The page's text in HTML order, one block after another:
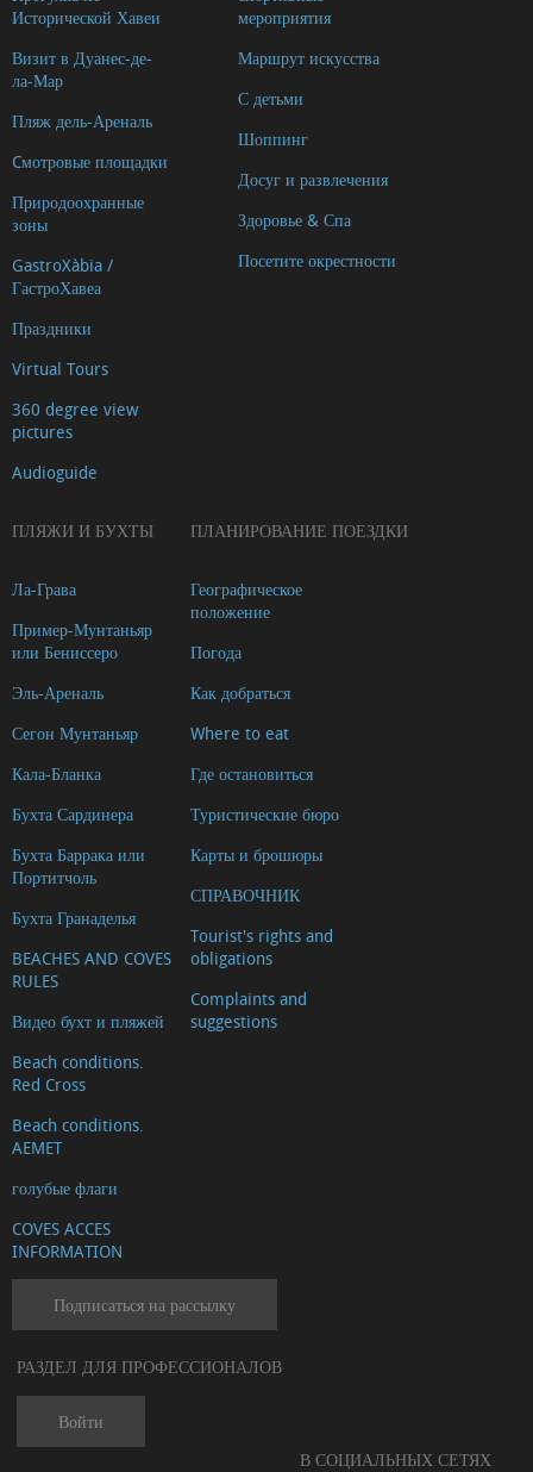
Исторической Хавеи
Визит в Дуанес-де-
ла-Мар
Пляж дель-Ареналь
Cмотровые площадки
Природоохранные
зоны
GastroXàbia /
ГастроХавеа
Праздники
Virtual Tours
360 degree view
pictures
Audioguide
мероприятия
Маршрут искусства
С детьми
Шоппинг
Досуг и развлечения
Здоровье & Спа
Посетите окрестности
ПЛЯЖИ И БУХТЫ
Ла-Грава
Пример-Мунтаньяр
или Бениссеро
Эль-Ареналь
Сегон Мунтаньяр
Кала-Бланка
Бухта Сардинера
Бухта Баррака или
Портитчоль
Бухта Гранаделья
BEACHES AND COVES
RULES
Видео бухт и пляжей
Beach conditions.
Red Cross
Beach conditions.
AEMET
голубые флаги
COVES ACCES
INFORMATION
ПЛАНИРОВАНИЕ ПОЕЗДКИ
Географическое
положение
Погода
Как добраться
Where to eat
Где остановиться
Туристические бюро
Карты и брошюры
СПРАВОЧНИК
Tourist's rights and
obligations
Complaints and
suggestions
Подписаться на рассылку
РАЗДЕЛ ДЛЯ ПРОФЕССИОНАЛОВ
Войти
В СОЦИАЛЬНЫХ СЕТЯХ